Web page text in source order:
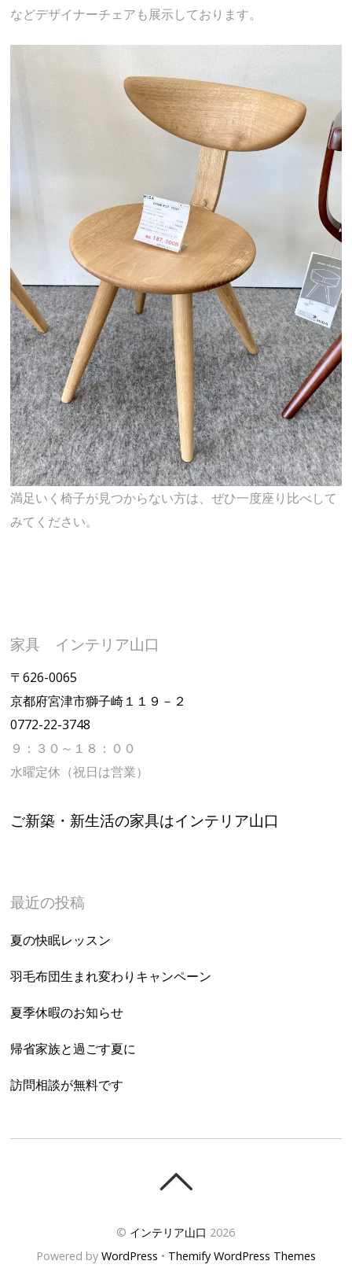
などデザイナーチェアも展示しております。
満足いく椅子が見つからない方は、ぜひ一度座り比べして
みてください。
家具 インテリア山口
〒626-0065
京都府宮津市獅子崎１１９－２
0772-22-3748
９：３０～１８：００
水曜定休（祝日は営業）
ご新築・新生活の家具はインテリア山口
最近の投稿
夏の快眠レッスン
羽毛布団生まれ変わりキャンペーン
夏季休暇のお知らせ
帰省家族と過ごす夏に
訪問相談が無料です
© インテリア山口 2026
Powered by WordPress • Themify WordPress Themes